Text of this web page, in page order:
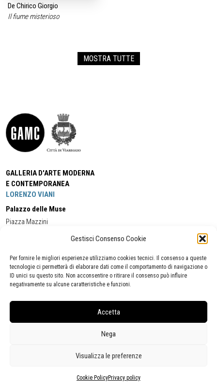
Gestisci Consenso Cookie
Per fornire le migliori esperienze utilizziamo cookies tecnici. Il consenso a queste
tecnologie ci permetterà di elaborare dati come il comportamento di navigazione o
ID unici su questo sito. Non acconsentire o ritirare il consenso può influire
negativamente su alcune caratteristiche e funzioni.
Accetta
Nega
Visualizza le preferenze
Cookie PolicyPrivacy policy
De Chirico Giorgio
Il fiume misterioso
MOSTRA TUTTE
GALLERIA D'ARTE MODERNA
E CONTEMPORANEA
LORENZO VIANI
Palazzo delle Muse
Piazza Mazzini
Cell:+39 338 5714978 (orario apertura Galleria)
Tel:
+39 0584 944580
(orario 09.00/13.00)
Email:gamc@comune.viareggio.lu.it
Segnalazione di inaccessibilità